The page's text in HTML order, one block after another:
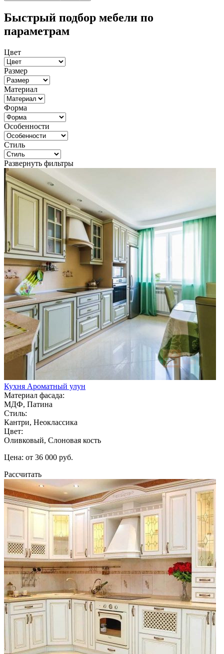
Быстрый подбор мебели по
параметрам
Цвет
Размер
Материал
Форма
Особенности
Стиль
Развернуть фильтры
Кухня Ароматный улун
Материал фасада:
МДФ, Патина
Стиль:
Кантри, Неоклассика
Цвет:
Оливковый, Слоновая кость
Цена: от 36 000 руб.
Рассчитать